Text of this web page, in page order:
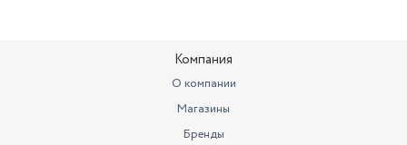
Диаметр штуцера для отвода
120 мм
3
Компания
О компании
Магазины
Бренды